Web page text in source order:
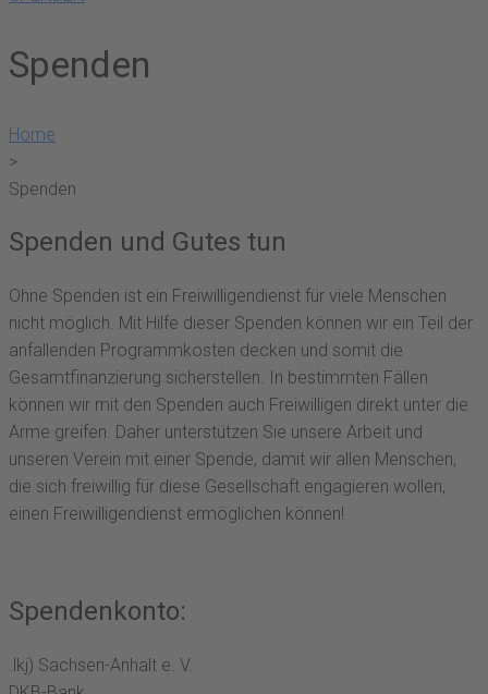
Spenden
Home
>
Spenden
Spenden und Gutes tun
Ohne Spenden ist ein Freiwilligendienst für viele Menschen
nicht möglich. Mit Hilfe dieser Spenden können wir ein Teil der
anfallenden Programmkosten decken und somit die
Gesamtfinanzierung sicherstellen. In bestimmten Fällen
können wir mit den Spenden auch Freiwilligen direkt unter die
Arme greifen. Daher unterstützen Sie unsere Arbeit und
unseren Verein mit einer Spende, damit wir allen Menschen,
die sich freiwillig für diese Gesellschaft engagieren wollen,
einen Freiwilligendienst ermöglichen können!
Spendenkonto:
.lkj) Sachsen-Anhalt e. V.